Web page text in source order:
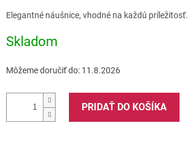
cena:
Elegantné náušnice, vhodné na každú príležitosť.
Skladom
Môžeme doručiť do: 11.8.2026
PRIDAŤ DO KOŠÍKA